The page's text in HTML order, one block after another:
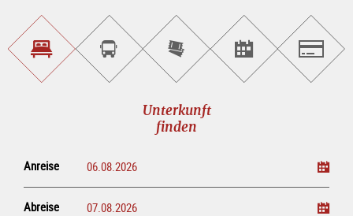
Unterkunft<br>findenSightseeing<br>Tour
buchen
Tickets
online<br>kaufen
Events<br>finden
Unterkunft
finden
Anreise
Abreise